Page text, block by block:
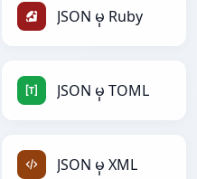
JSON မှ Ruby
JSON မှ TOML
JSON မှ XML